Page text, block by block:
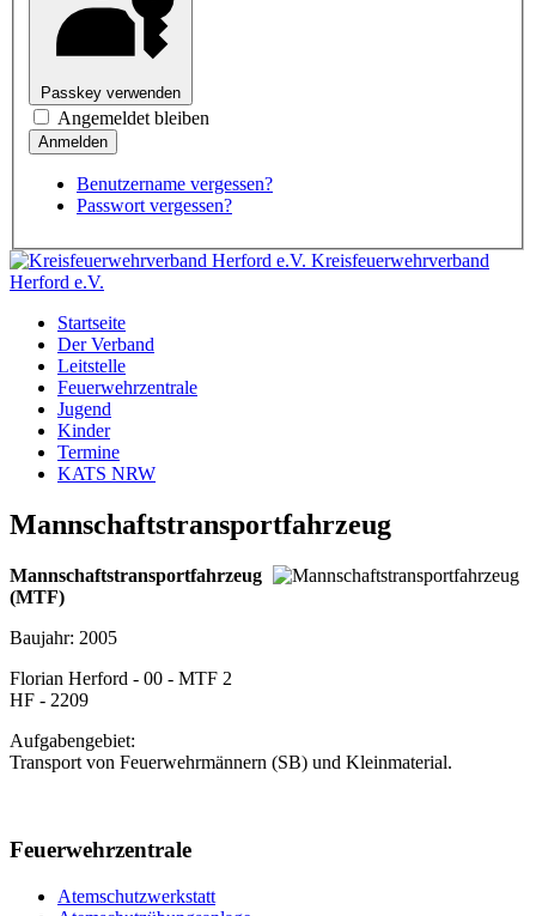
Passkey verwenden
Angemeldet bleiben
Benutzername vergessen?
Passwort vergessen?
Kreisfeuerwehrverband
Herford e.V.
Startseite
Der Verband
Leitstelle
Feuerwehrzentrale
Jugend
Kinder
Termine
KATS NRW
Mannschaftstransportfahrzeug
Mannschaftstransportfahrzeug
(MTF)
Baujahr: 2005
Florian Herford - 00 - MTF 2
HF - 2209
Aufgabengebiet:
Transport von Feuerwehrmännern (SB) und Kleinmaterial.
Feuerwehrzentrale
Atemschutzwerkstatt